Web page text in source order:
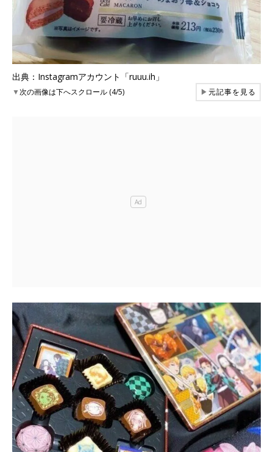
出典：Instagramアカウント「ruuu.ih」
▼次の画像は下へスクロール (4/5) ▶元記事を見る